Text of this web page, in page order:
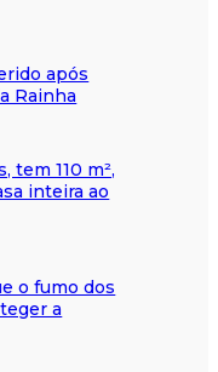
após
Rainha
tem 110 m²,
inteira ao
o fumo dos
a